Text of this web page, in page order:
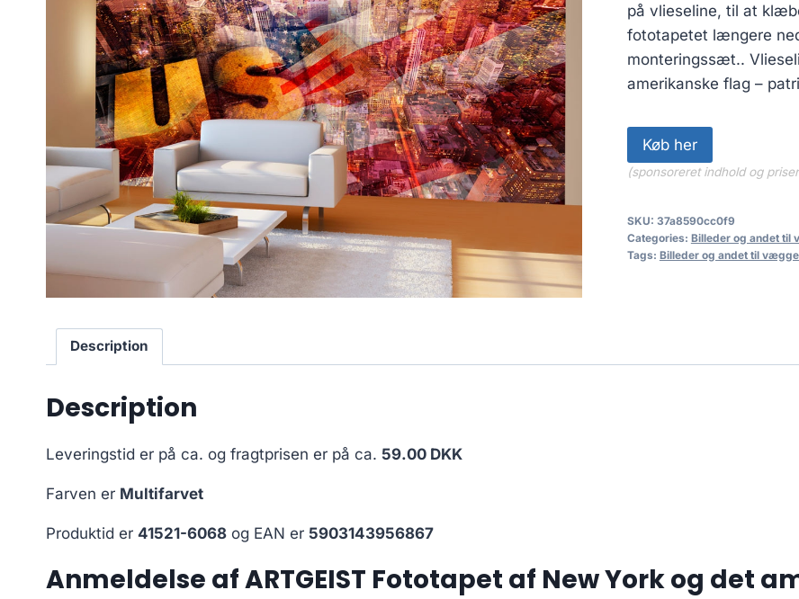
på vlieseline, til at
fototapetet længere
monteringssæt..
amerikanske flag –
Køb her
(sponsoreret indhold og
SKU: 37a8590cc0f9
Categories: Billeder og andet til
Tags: Billeder og andet til
Description
Description
Leveringstid er på ca. og fragtprisen er på ca. 59.00 DKK
Farven er Multifarvet
Produktid er 41521-6068 og EAN er 5903143956867
Anmeldelse af ARTGEIST Fototapet af New York og det